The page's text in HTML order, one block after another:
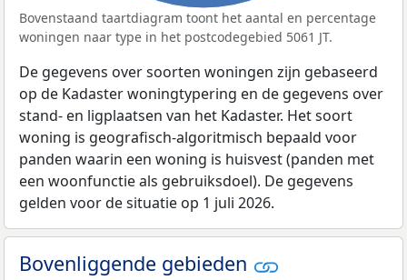
Bovenstaand taartdiagram toont het aantal en percentage
woningen naar type in het postcodegebied 5061 JT.
De gegevens over soorten woningen zijn gebaseerd
op de Kadaster woningtypering en de gegevens over
stand- en ligplaatsen van het Kadaster. Het soort
woning is geografisch-algoritmisch bepaald voor
panden waarin een woning is huisvest (panden met
een woonfunctie als gebruiksdoel). De gegevens
gelden voor de situatie op 1 juli 2026.
Bovenliggende gebieden